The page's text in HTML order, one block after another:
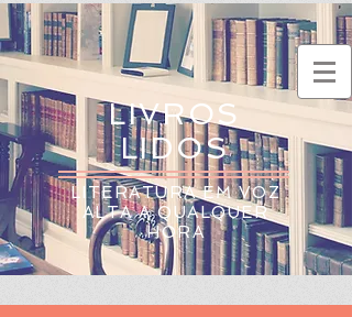
LIVROS
LIDOS
LITERATURA EM VOZ
ALTA A QUALQUER
HORA